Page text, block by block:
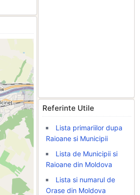
Referinte Utile
Lista primariilor dupa
Raioane si Municipii
Lista de Municipii si
Raioane din Moldova
Lista si numarul de
Orase din Moldova